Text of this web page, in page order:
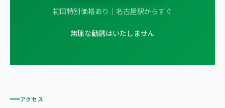
初回特別価格あり｜名古屋駅からすぐ
無理な勧誘はいたしません
アクセス